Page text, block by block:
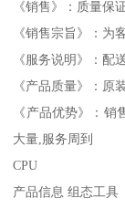
《销售》：质量保
《销售宗旨》：为
《服务说明》：配
《产品质量》：原
《产品优势》：销
大量,服务周到
CPU
产品信息 组态工具